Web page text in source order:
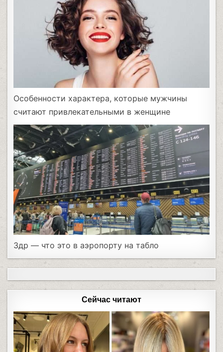
Особенности характера, которые мужчины
считают привлекательными в женщине
Здр — что это в аэропорту на табло
Сейчас читают